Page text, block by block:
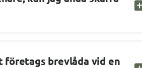
brevlåda vid en